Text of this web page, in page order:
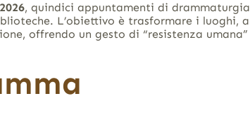
, quindici appuntamenti di
. L’obiettivo è trasformare i luoghi,
offrendo un gesto di “resistenza